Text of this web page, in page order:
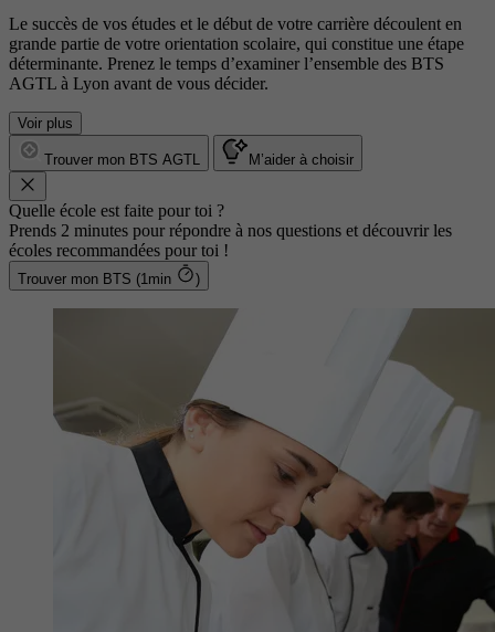
Le succès de vos études et le début de votre carrière découlent en
grande partie de votre orientation scolaire, qui constitue une étape
déterminante. Prenez le temps d’examiner l’ensemble des BTS
AGTL à Lyon avant de vous décider.
Voir plus
Trouver mon BTS AGTL M’aider à choisir
Quelle école est faite pour toi ?
Prends 2 minutes pour répondre à nos questions et découvrir les
écoles recommandées pour toi !
Trouver mon BTS (1min )